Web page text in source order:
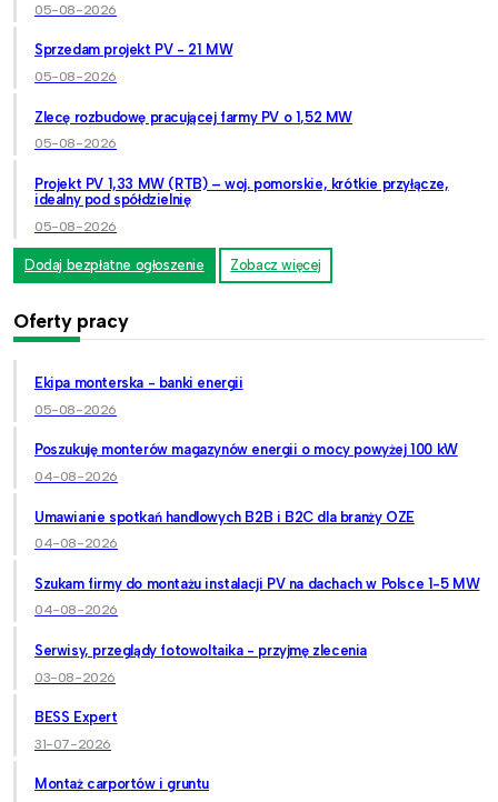
05-08-2026
Sprzedam projekt PV - 21 MW
05-08-2026
Zlecę rozbudowę pracującej farmy PV o 1,52 MW
05-08-2026
Projekt PV 1,33 MW (RTB) – woj. pomorskie, krótkie przyłącze,
idealny pod spółdzielnię
05-08-2026
Dodaj bezpłatne ogłoszenie Zobacz więcej
Oferty pracy
Ekipa monterska - banki energii
05-08-2026
Poszukuję monterów magazynów energii o mocy powyżej 100 kW
04-08-2026
Umawianie spotkań handlowych B2B i B2C dla branży OZE
04-08-2026
Szukam firmy do montażu instalacji PV na dachach w Polsce 1-5 MW
04-08-2026
Serwisy, przeglądy fotowoltaika - przyjmę zlecenia
03-08-2026
BESS Expert
31-07-2026
Montaż carportów i gruntu